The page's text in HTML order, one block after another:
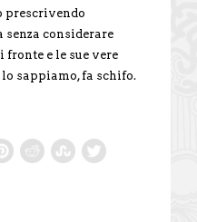
prescrivendo
senza considerare
fronte e le sue vere
sappiamo, fa schifo.